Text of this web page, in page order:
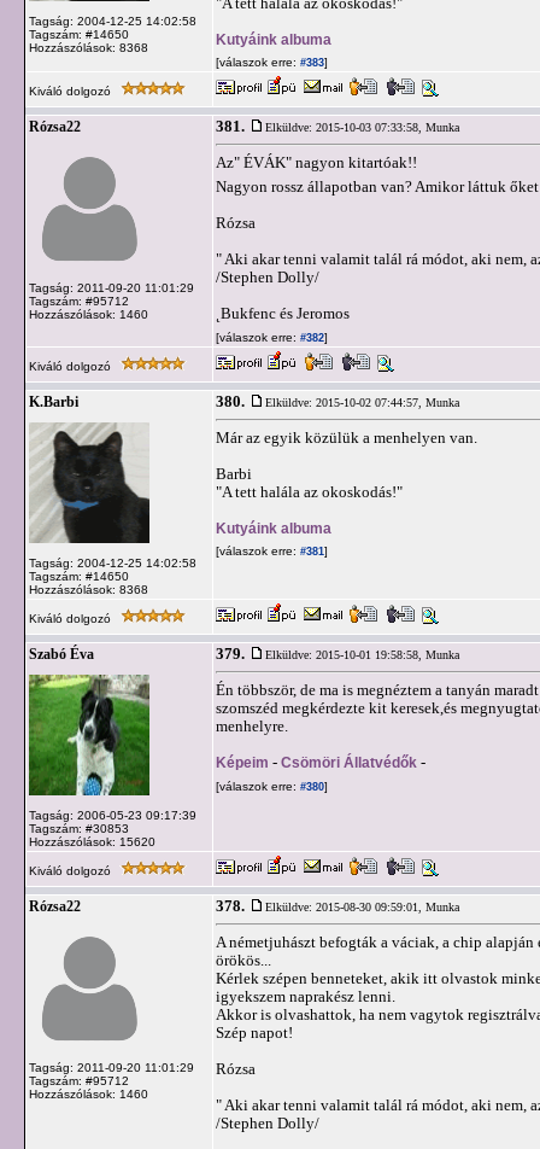
Tagság: 2004-12-25 14:02:58
Tagszám: #14650
Hozzászólások: 8368
Kutyáink albuma
[válaszok erre: #383]
Kiváló dolgozó
Rózsa22
Tagság: 2011-09-20 11:01:29
Tagszám: #95712
Hozzászólások: 1460
381. Elküldve: 2015-10-03 07:33:58, Munka
Az" ÉVÁK" nagyon kitartóak!!
Nagyon rossz állapotban van? Amikor láttuk
Rózsa
" Aki akar tenni valamit talál rá módot, aki nem,
/Stephen Dolly/
˛Bukfenc és Jeromos
[válaszok erre: #382]
Kiváló dolgozó
K.Barbi
Tagság: 2004-12-25 14:02:58
Tagszám: #14650
Hozzászólások: 8368
380. Elküldve: 2015-10-02 07:44:57, Munka
Már az egyik közülük a menhelyen van.
Barbi
"A tett halála az okoskodás!"
Kutyáink albuma
[válaszok erre: #381]
Kiváló dolgozó
Szabó Éva
Tagság: 2006-05-23 09:17:39
Tagszám: #30853
Hozzászólások: 15620
379. Elküldve: 2015-10-01 19:58:58, Munka
Én többször, de ma is megnéztem a tanyán
szomszéd megkérdezte kit keresek,és
menhelyre.
Képeim - Csömöri Állatvédők -
[válaszok erre: #380]
Kiváló dolgozó
Rózsa22
Tagság: 2011-09-20 11:01:29
Tagszám: #95712
Hozzászólások: 1460
378. Elküldve: 2015-08-30 09:59:01, Munka
A németjuhászt befogták a váciak, a chip
örökös...
Kérlek szépen benneteket, akik itt olvastok
igyekszem naprakész lenni.
Akkor is olvashattok, ha nem vagytok
Szép napot!
Rózsa
" Aki akar tenni valamit talál rá módot, aki nem,
/Stephen Dolly/